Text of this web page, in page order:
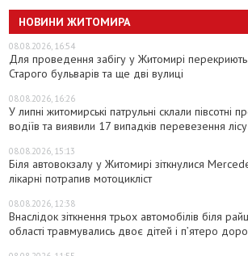
НОВИНИ ЖИТОМИРА
08.08.2026, 16:54
Для проведення забігу у Житомирі
Старого бульварів та ще дві вулиці
08.08.2026, 16:26
У липні житомирські патрульні склали півсотні
водіїв та виявили 17 випадків перевезення
08.08.2026, 15:13
Біля автовокзалу у Житомирі зіткнулися
лікарні потрапив мотоцикліст
08.08.2026, 12:38
Внаслідок зіткнення трьох автомобілів біля
області травмувались двоє дітей і пʼятеро